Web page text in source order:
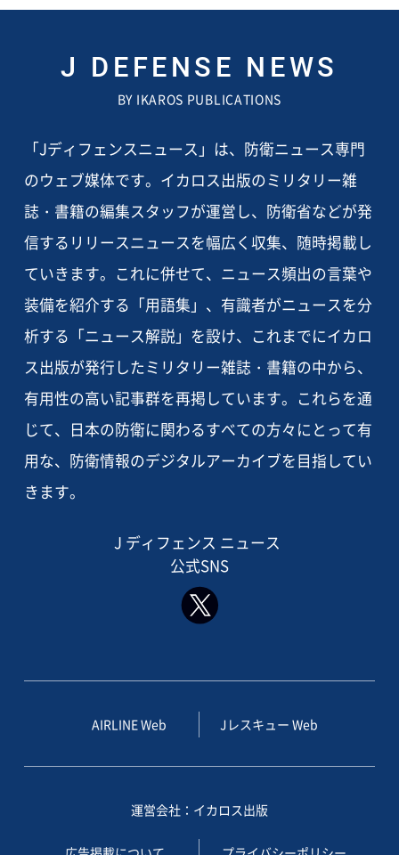
J DEFENSE NEWS
BY IKAROS PUBLICATIONS
「Jディフェンスニュース」は、防衛ニュース専門
のウェブ媒体です。イカロス出版のミリタリー雑
誌・書籍の編集スタッフが運営し、防衛省などが発
信するリリースニュースを幅広く収集、随時掲載し
ていきます。これに併せて、ニュース頻出の言葉や
装備を紹介する「用語集」、有識者がニュースを分
析する「ニュース解説」を設け、これまでにイカロ
ス出版が発行したミリタリー雑誌・書籍の中から、
有用性の高い記事群を再掲しています。これらを通
じて、日本の防衛に関わるすべての方々にとって有
用な、防衛情報のデジタルアーカイブを目指してい
きます。
J ディフェンス ニュース
公式SNS
AIRLINE Web Jレスキュー Web
運営会社：イカロス出版